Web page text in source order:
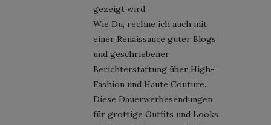
gezeigt wird.
Wie Du, rechne ich auch mit
einer Renaissance guter Blogs
und geschriebener
Berichterstattung über High-
Fashion und Haute Couture.
Diese Dauerwerbesendungen
für grottige Outfits und Looks